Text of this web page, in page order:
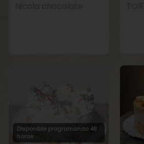
Disponible programando 48
horas